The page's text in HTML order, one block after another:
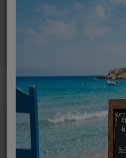
Ανταλλακτικά ηλεκτρικών
Home
Προσωπική
Ξυριστική Κεφαλή Για